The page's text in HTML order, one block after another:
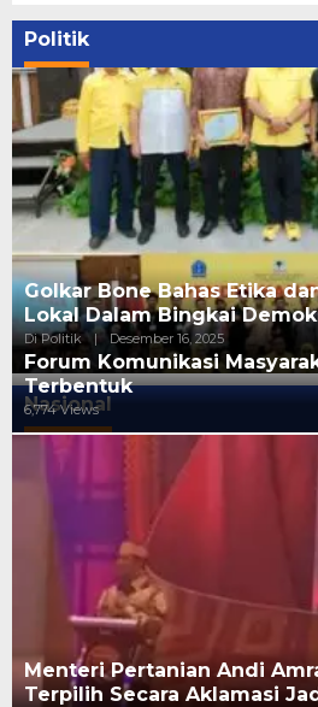
Politik
Golkar Bone Bahas Etika
Lokal Dalam Bingkai
Di Politik | Desember 16, 2025
Nasional
Forum Komunikasi
Terbentuk
6,774 Views
Menteri Pertanian Andi
Terpilih Secara Aklamasi